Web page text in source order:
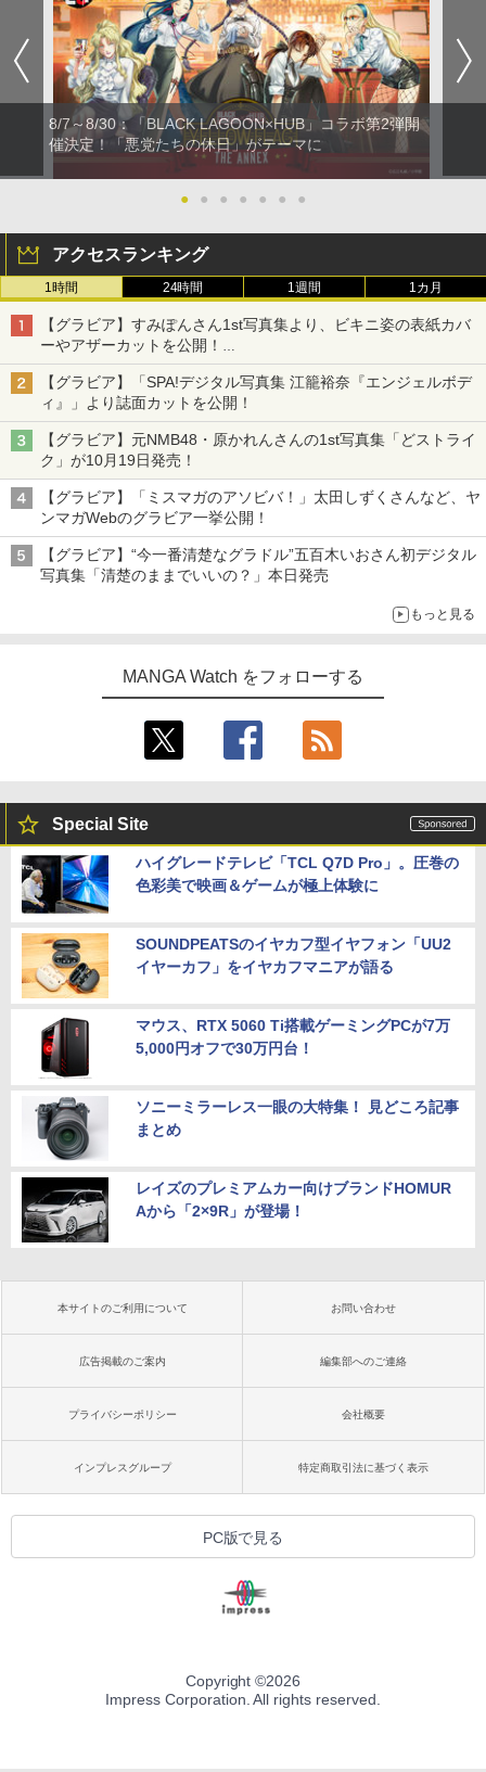
8/7～8/30：「BLACK LAGOON×HUB」コラボ第2弾開
催決定！「悪党たちの休日」がテーマに
● ● ● ● ● ● ●
アクセスランキング
1時間 24時間 1週間 1カ月
【グラビア】すみぽんさん1st写真集より、ビキニ姿の表紙カバ
ーやアザーカットを公開！
タイトルは「offcourt（オフコート）」に決定
【グラビア】「SPA!デジタル写真集 江籠裕奈『エンジェルボデ
ィ』」より誌面カットを公開！
【グラビア】元NMB48・原かれんさんの1st写真集「どストライ
ク」が10月19日発売！
【グラビア】「ミスマガのアソビバ！」太田しずくさんなど、ヤ
ンマガWebのグラビア一挙公開！
【グラビア】“今一番清楚なグラドル”五百木いおさん初デジタル
写真集「清楚のままでいいの？」本日発売
もっと見る
MANGA Watch をフォローする
Special Site
ハイグレードテレビ「TCL Q7D Pro」。圧巻の
色彩美で映画＆ゲームが極上体験に
SOUNDPEATSのイヤカフ型イヤフォン「UU2
イヤーカフ」をイヤカフマニアが語る
マウス、RTX 5060 Ti搭載ゲーミングPCが7万
5,000円オフで30万円台！
ソニーミラーレス一眼の大特集！ 見どころ記事
まとめ
レイズのプレミアムカー向けブランドHOMUR
Aから「2×9R」が登場！
本サイトのご利用について お問い合わせ
広告掲載のご案内 編集部へのご連絡
プライバシーポリシー 会社概要
インプレスグループ 特定商取引法に基づく表示
PC版で見る
Copyright ©2026
Impress Corporation. All rights reserved.